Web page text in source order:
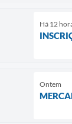
Há 12
Ontem